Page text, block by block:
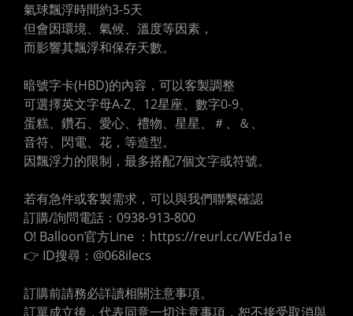
氣球飄浮時間約3-5天
但會因環境、氣候、溫度等因素，
而影響其飄浮和保存天數。
暗號字卡(HBD)的內容，可以客製調整
可選擇英文字母A-Z、12星座、數字0-9、
蛋糕、鑽石、愛心、禮物、星星、＃、＆、
音符、閃電、花，等造型。
因飄浮力的限制，最多搭配7個文字或符號。
若有急件或客製需求，可以與我們聯繫確認
訂購/詢問電話：0938-913-800
O! Balloon官方Line ：https://reurl.cc/WEda1e
👉 ID搜尋：@068ilecs
訂購前請務必詳讀相關注意事項。
訂單成立後，代表同意一切注意事項，恕不接受取消與